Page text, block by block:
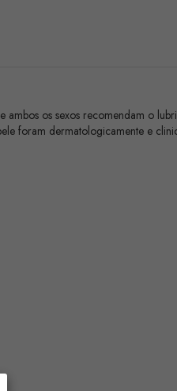
ambos os sexos recomendam o
foram dermatologicamente e